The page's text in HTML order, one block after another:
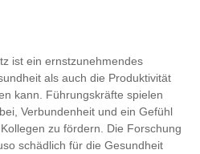
ist ein ernstzunehmendes
als auch die Produktivität
kann. Führungskräfte spielen
Verbundenheit und ein Gefühl
zu fördern. Die Forschung
schädlich für die Gesundheit